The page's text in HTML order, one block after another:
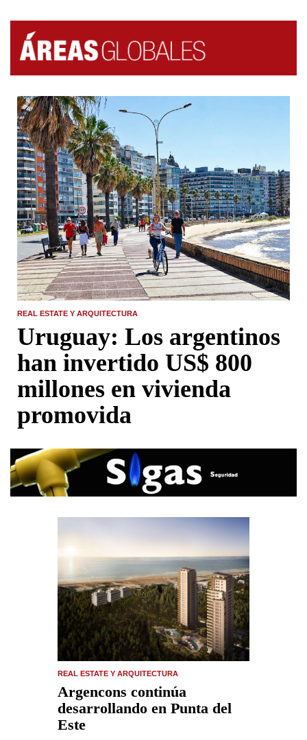
REAL ESTATE Y ARQUITECTURA
Uruguay: Los argentinos
han invertido US$ 800
millones en vivienda
promovida
REAL ESTATE Y ARQUITECTURA
Argencons continúa
desarrollando en Punta del
Este